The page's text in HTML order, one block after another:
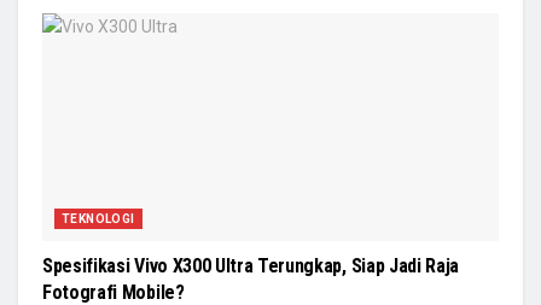
TEKNOLOGI
Spesifikasi Vivo X300 Ultra Terungkap, Siap Jadi Raja
Fotografi Mobile?